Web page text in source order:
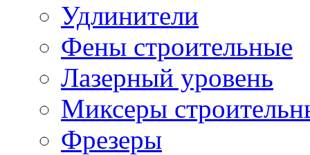
Удлинители
Фены строительные
Лазерный уровень
Миксеры
Фрезеры